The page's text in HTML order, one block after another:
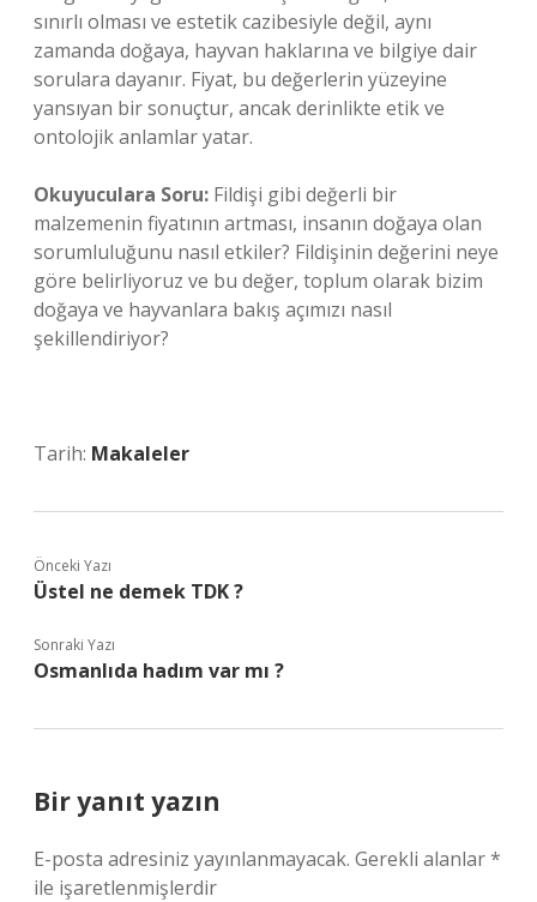
sınırlı olması ve estetik cazibesiyle değil, aynı
zamanda doğaya, hayvan haklarına ve bilgiye dair
sorulara dayanır. Fiyat, bu değerlerin yüzeyine
yansıyan bir sonuçtur, ancak derinlikte etik ve
ontolojik anlamlar yatar.
Okuyuculara Soru: Fildişi gibi değerli bir
malzemenin fiyatının artması, insanın doğaya olan
sorumluluğunu nasıl etkiler? Fildişinin değerini neye
göre belirliyoruz ve bu değer, toplum olarak bizim
doğaya ve hayvanlara bakış açımızı nasıl
şekillendiriyor?
Tarih: Makaleler
Önceki Yazı
Üstel ne demek TDK ?
Sonraki Yazı
Osmanlıda hadım var mı ?
Bir yanıt yazın
E-posta adresiniz yayınlanmayacak. Gerekli alanlar*
ile işaretlenmişlerdir